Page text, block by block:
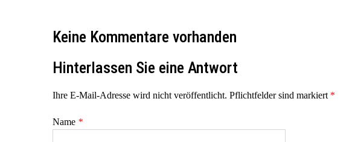
Keine Kommentare vorhanden
Hinterlassen Sie eine Antwort
Ihre E-Mail-Adresse wird nicht veröffentlicht. Pflichtfelder sind markiert *
Name *